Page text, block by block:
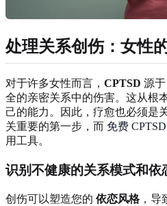
处理关系创伤：女性
对于许多女性而言， CPTSD 源于
全的亲密关系中的伤害。这从根
己的能力。因此，疗愈也必须是
关重要的第一步，而 免费
用工具。
识别不健康的关系模式和依
创伤可以塑造您的 依恋风格，导